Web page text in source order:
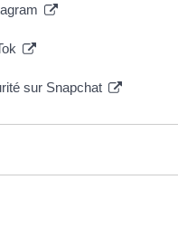
sur Snapchat